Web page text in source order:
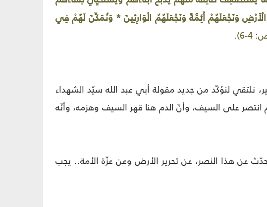
وَنَجْعَلَهُمْ أَئِمَّةً وَنَجْعَلَهُمُ الْوَارِثِينَ * وَنُمَكِّنَ لَهُمْ فِي
6).
نلتقي لنؤكّد من جديد مقولة أبي عبد الله سيّد الشهداء
على السيف، وأنّ الدم هنا قهر السيف وهزمه، وأنّه
عن هذا النصر، عن تحرير الأرض وعن عزّة الأمة.. يجب